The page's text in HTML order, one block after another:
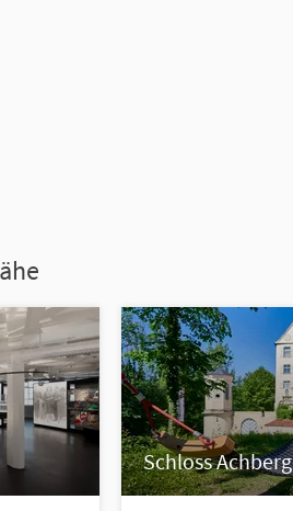
Schloss Achberg